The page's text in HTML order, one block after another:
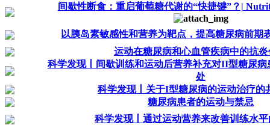
间歇性断食：重启葡萄糖代谢的“快捷键”？|
以胰岛素敏感性和营养为靶点，提高糖尿病前期
运动在糖尿病和心血管疾病中的抗
科学发现丨间歇训练和运动后营养补充对II型糖尿
处
科学发现丨关于I型糖尿病的运动治疗的
糖尿病患者的运动与禁忌
科学发现丨通过运动营养来改善训练水